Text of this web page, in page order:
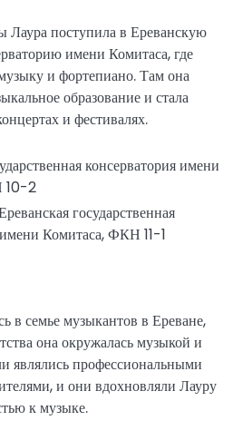
Лаура поступила в Ереванскую
имени Комитаса, где
и фортепиано. Там она
образование и стала
и фестивалях.
консерватория имени
10-2
государственная
Комитаса, ФКН 11-1
в семье музыкантов в Ереване,
она окружалась музыкой и
являлись профессиональными
и они вдохновляли Лауру
к музыке.